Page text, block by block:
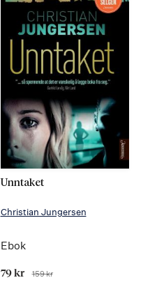
Unntaket
Christian Jungersen
Ebok
Tilbudspris
79 kr Før
159 kr